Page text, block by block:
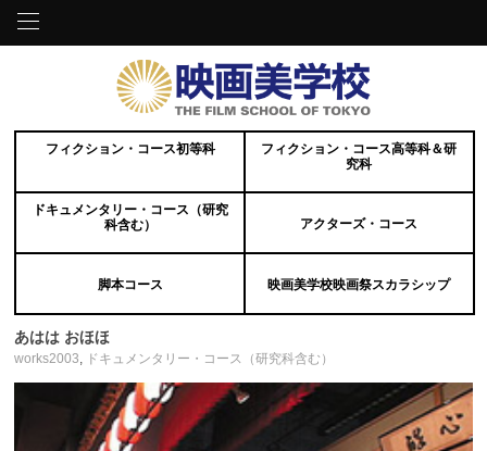
フィクション・コース初等科
フィクション・コース高等科＆研
究科
ドキュメンタリー・コース（研究
科含む）
アクターズ・コース
脚本コース 映画美学校映画祭スカラシップ
あはは おほほ
works2003 ドキュメンタリー・コース（研究科含む）